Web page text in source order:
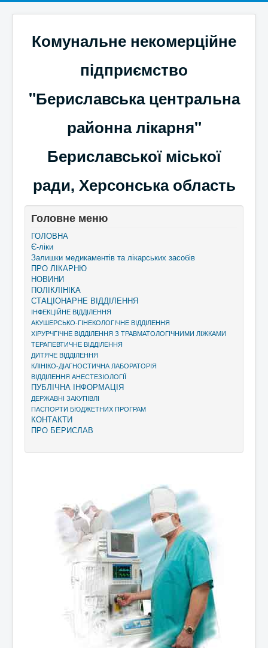
Комунальне некомерційне
підприємство
"Бериславська центральна
районна лікарня"
Бериславської міської
ради, Херсонська область
Головне меню
ГОЛОВНА
Є-ліки
Залишки медикаментів та лікарських засобів
ПРО ЛІКАРНЮ
НОВИНИ
ПОЛІКЛІНІКА
СТАЦІОНАРНЕ ВІДДІЛЕННЯ
ІНФЕКЦІЙНЕ ВІДДІЛЕННЯ
АКУШЕРСЬКО-ГІНЕКОЛОГІЧНЕ ВІДДІЛЕННЯ
ХІРУРЧГІЧНЕ ВІДДІЛЕННЯ З ТРАВМАТОЛОГІЧНИМИ ЛІЖКАМИ
ТЕРАПЕВТИЧНЕ ВІДДІЛЕННЯ
ДИТЯЧЕ ВІДДІЛЕННЯ
КЛІНІКО-ДІАГНОСТИЧНА ЛАБОРАТОРІЯ
ВІДДІЛЕННЯ АНЕСТЕЗІОЛОГІЇ
ПУБЛІЧНА ІНФОРМАЦІЯ
ДЕРЖАВНІ ЗАКУПІВЛІ
ПАСПОРТИ БЮДЖЕТНИХ ПРОГРАМ
КОНТАКТИ
ПРО БЕРИСЛАВ